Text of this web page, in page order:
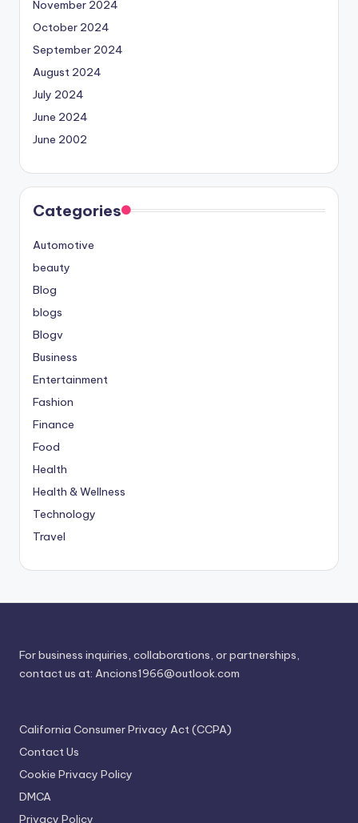
November 2024
October 2024
September 2024
August 2024
July 2024
June 2024
June 2002
Categories
Automotive
beauty
Blog
blogs
Blogv
Business
Entertainment
Fashion
Finance
Food
Health
Health & Wellness
Technology
Travel
For business inquiries, collaborations, or partnerships,
contact us at: Ancions1966@outlook.com
California Consumer Privacy Act (CCPA)
Contact Us
Cookie Privacy Policy
DMCA
Privacy Policy